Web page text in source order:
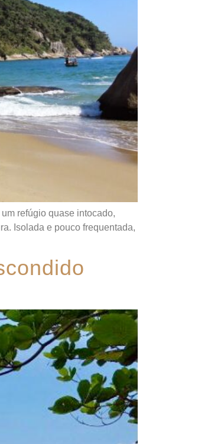
refúgio quase intocado,
Isolada e pouco frequentada,